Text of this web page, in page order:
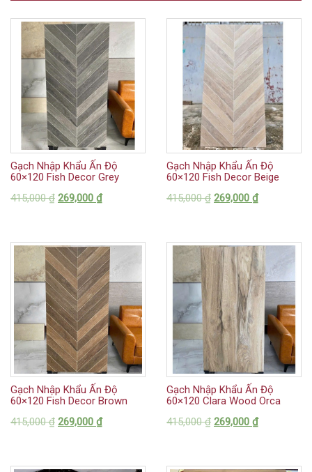
Gạch Nhập Khẩu Ấn Độ
60×120 Fish Decor Grey
415,000₫ 269,000 ₫
Gạch Nhập Khẩu Ấn Độ
60×120 Fish Decor Beige
415,000₫ 269,000 ₫
Gạch Nhập Khẩu Ấn Độ
60×120 Fish Decor Brown
415,000₫ 269,000 ₫
Gạch Nhập Khẩu Ấn Độ
60×120 Clara Wood Orca
415,000₫ 269,000 ₫